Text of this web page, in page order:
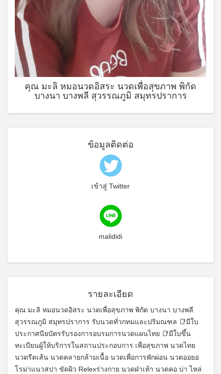
คุณ มะลิ หมอนวดอิสระ นวดเพื่อสุขภาพ พิกัด
บางนา บางพลี สุวรรณภูมิ สมุทรปราการ
ข้อมูลติดต่อ
เข้าสู่ Twitter
malididi
รายละเอียด
คุณ มะลิ หมอนวดอิสระ นวดเพื่อสุขภาพ พิกัด บางนา บางพลี
สุวรรณภูมิ สมุทรปราการ รับนวดทั่วกทมและปริมณฑล 📑มีใบ
ประกาศนียบัตรรับรองการอบรมการนวดแผนไทย 📑มีใบขึ้น
ทะเบียนผู้ให้บริการในสถานประกอบการ เพื่อสุขภาพ นวดไทย
นวดรีดเส้น นวดคลายกล้ามเนื้อ นวดเพื่อการพักผ่อน นวดออยอ
โรม่าแนวสปา ขัดผิว Relexร่างกาย นวดฝ่าเท้า นวดคอ บ่า ไหล่